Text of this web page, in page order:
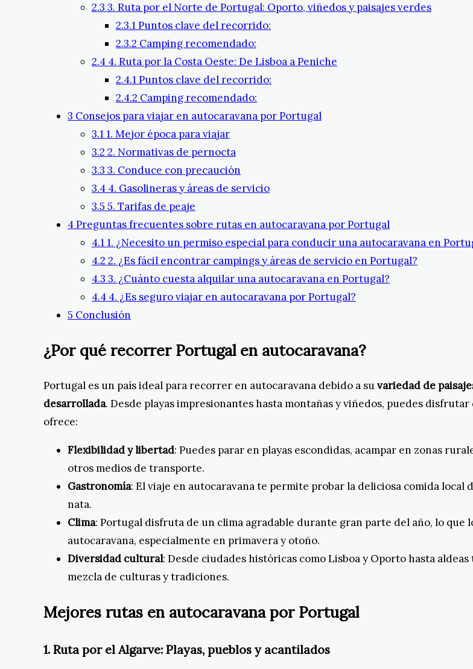
2.3 3. Ruta por el Norte de Portugal: Oporto, viñedos y paisajes verdes
2.3.1Puntos clave del recorrido:
2.3.2 Camping recomendado:
2.4 4. Ruta por la Costa Oeste: De Lisboa a Peniche
2.4.1Puntos clave del recorrido:
2.4.2 Camping recomendado:
3 Consejos para viajar en autocaravana por Portugal
3.11. Mejor época para viajar
3.2 2. Normativas de pernocta
3.3 3. Conduce con precaución
3.4 4. Gasolineras y áreas de servicio
3.5 5. Tarifas de peaje
4 Preguntas frecuentes sobre rutas en autocaravana por Portugal
4.11. ¿Necesito un permiso especial para conducir una autocaravana en
4.2 2. ¿Es fácil encontrar campings y áreas de servicio en Portugal?
4.3 3. ¿Cuánto cuesta alquilar una autocaravana en Portugal?
4.4 4. ¿Es seguro viajar en autocaravana por Portugal?
5 Conclusión
¿Por qué recorrer Portugal en autocaravana?
Portugal es un país ideal para recorrer en autocaravana debido a suvariedad de
desarrollada. Desde playas impresionantes hasta montañas y viñedos, puedes
ofrece:
Flexibilidad y libertad: Puedes parar en playas escondidas, acampar en zonas
otros medios de transporte.
Gastronomía: El viaje en autocaravana te permite probar la deliciosa comida local
nata.
Clima: Portugal disfruta de un clima agradable durante gran parte del año, lo
autocaravana, especialmente en primavera y otoño.
Diversidad cultural: Desde ciudades históricas como Lisboa y Oporto hasta
mezcla de culturas y tradiciones.
Mejores rutas en autocaravana por Portugal
1. Ruta por el Algarve: Playas, pueblos y acantilados